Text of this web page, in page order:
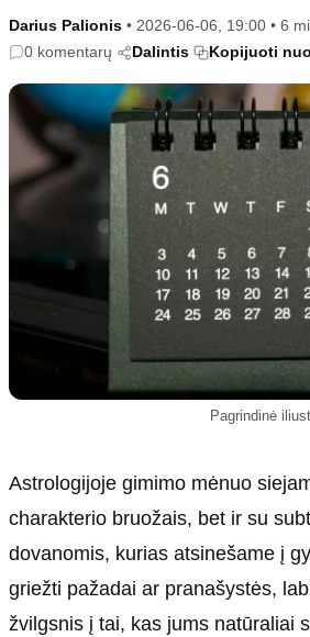
Populiaru
Sodas ir daržas
Sveikata ir grožis
Karjera
Psichologinė sveikata
Klaidų
Dirbtinis intelektas
Darius Palionis • 2026-06-06, 19:00 • 6
0 komentarų
Dalintis Kopijuoti
Pagrindinė
Astrologijoje gimimo mėnuo
charakterio bruožais, bet ir su
dovanomis, kurias atsinešame į
griežti pažadai ar pranašystės,
žvilgsnis į tai, kas jums natūraliai